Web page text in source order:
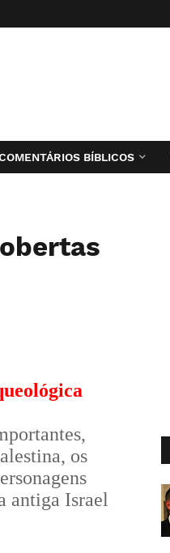
BÍBLICOS
os
antiga Israel